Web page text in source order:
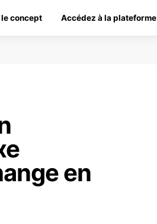
concept Accédez à la plateforme
en